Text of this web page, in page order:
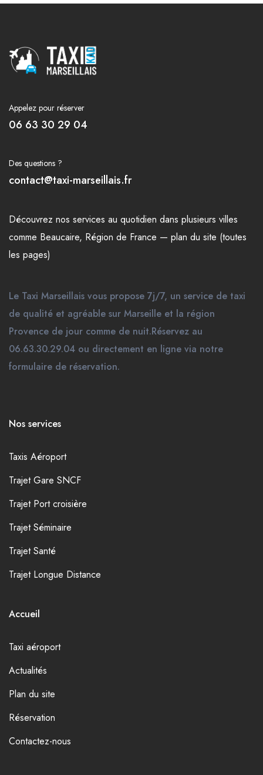
Appelez pour réserver
06 63 30 29 04
Des questions ?
contact@taxi-marseillais.fr
Découvrez nos services au quotidien dans plusieurs villes
comme Beaucaire, Région de France — plan du site (toutes
les pages)
Le Taxi Marseillais vous propose 7j/7, un service de taxi
de qualité et agréable sur Marseille et la région
Provence de jour comme de nuit.Réservez au
06.63.30.29.04 ou directement en ligne via notre
formulaire de réservation.
Nos services
Taxis Aéroport
Trajet Gare SNCF
Trajet Port croisière
Trajet Séminaire
Trajet Santé
Trajet Longue Distance
Accueil
Taxi aéroport
Actualités
Plan du site
Réservation
Contactez-nous